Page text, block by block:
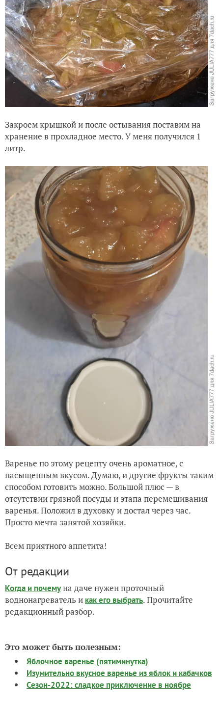
Закроем крышкой и после остывания поставим на
хранение в прохладное место. У меня получился 1
литр.
Варенье по этому рецепту очень ароматное, с
насыщенным вкусом. Думаю, и другие фрукты таким
способом готовить можно. Большой плюс — в
отсутствии грязной посуды и этапа перемешивания
варенья. Положил в духовку и достал через час.
Просто мечта занятой хозяйки.
Всем приятного аппетита!
От редакции
Когда и почемуна даче нужен проточный
воднонагреватель и как его выбрать. Прочитайте
редакционный разбор.
Это может быть полезным:
Яблочное варенье (пятиминутка)
Изумительно вкусное варенье из яблок и кабачков
Сезон-2022: сладкое приключение в ноябре